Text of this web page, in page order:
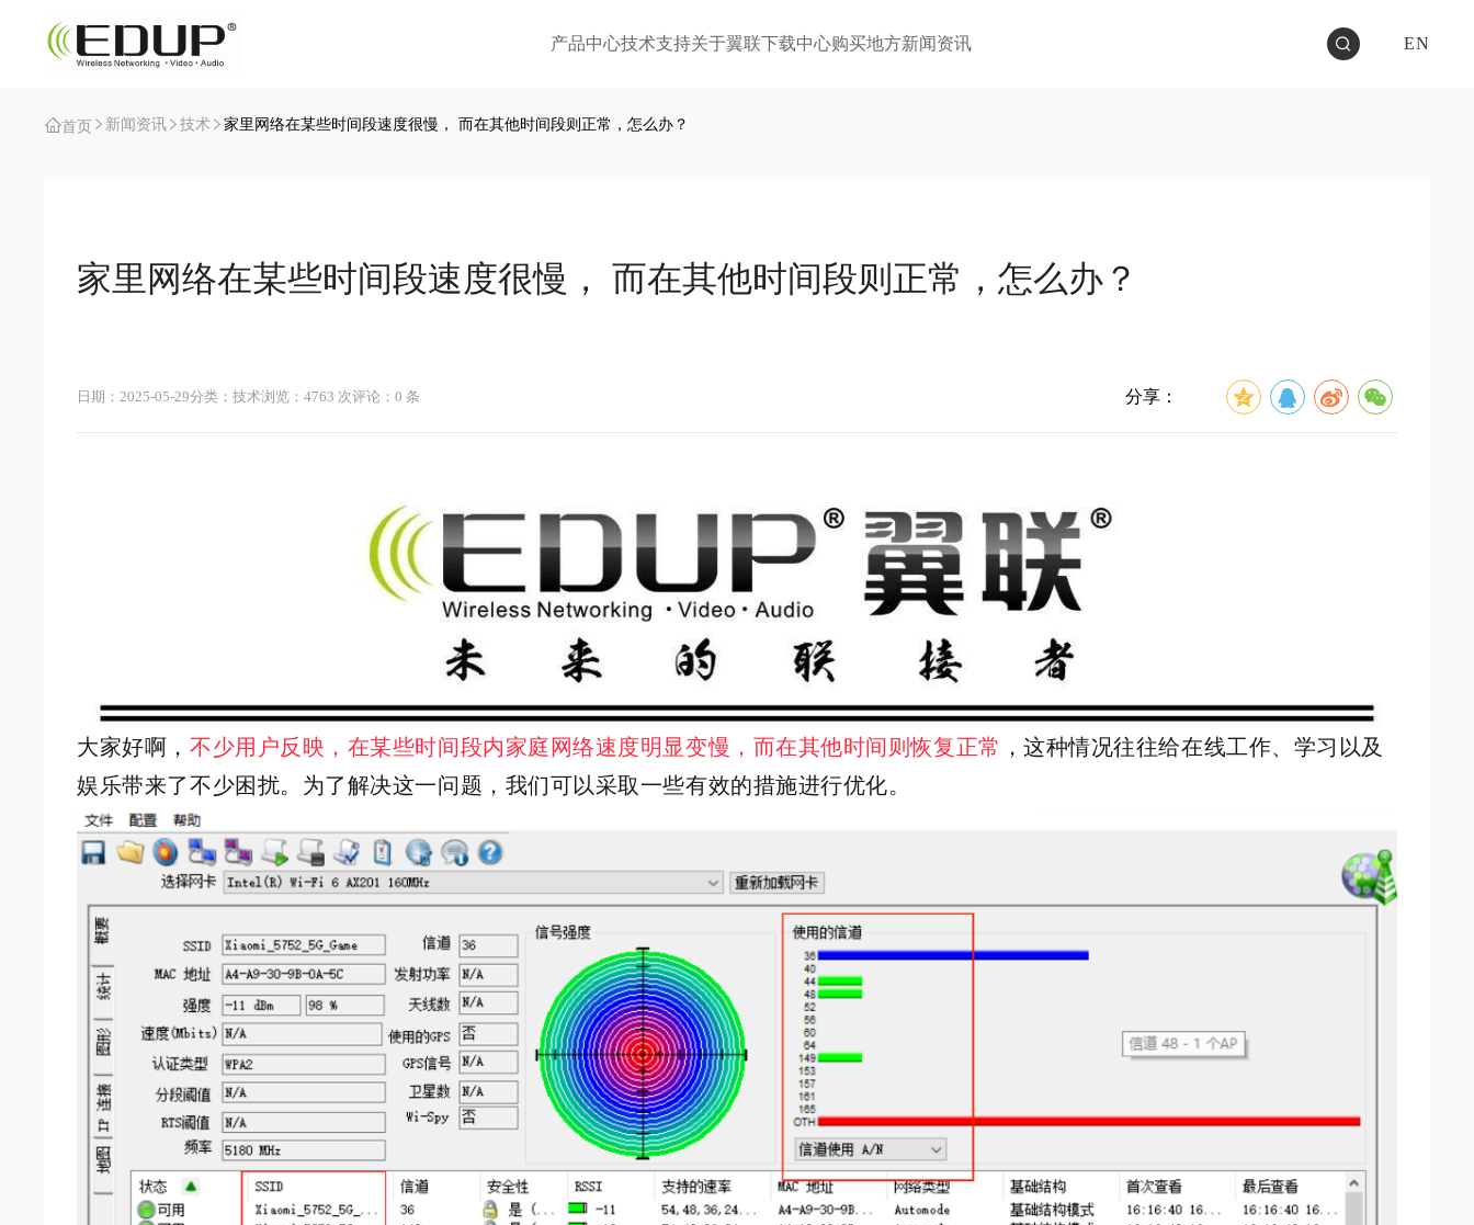
产品中心技术支持关于翼联下载中心购买地方新闻资讯 EN
首页 新闻资讯 技术 家里网络在某些时间段速度很慢， 而在其他时间段则正常，怎么办？
家里网络在某些时间段速度很慢， 而在其他时间段则正常，怎么办？
日期：2025-05-29分类：技术浏览：4763 次评论：0 条 分享：
大家好啊，不少用户反映，在某些时间段内家庭网络速度明显变慢，而在其他时间则恢复正常 ，这种情况往往给在线工作、学习以及
娱乐带来了不少困扰。为了解决这一问题，我们可以采取一些有效的措施进行优化。